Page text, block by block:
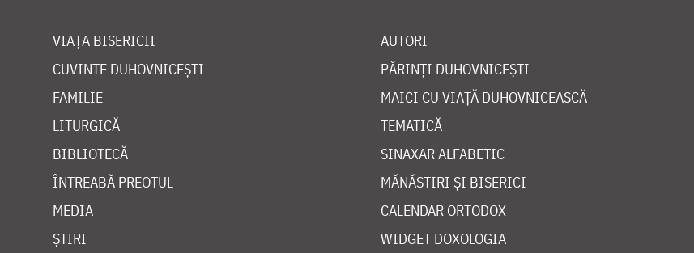
VIAȚA BISERICII
CUVINTE DUHOVNICEȘTI
FAMILIE
LITURGICĂ
BIBLIOTECĂ
ÎNTREABĂ PREOTUL
MEDIA
ȘTIRI
AUTORI
PĂRINȚI DUHOVNICEȘTI
MAICI CU VIAȚĂ DUHOVNICEASCĂ
TEMATICĂ
SINAXAR ALFABETIC
MĂNĂSTIRI ȘI BISERICI
CALENDAR ORTODOX
WIDGET DOXOLOGIA